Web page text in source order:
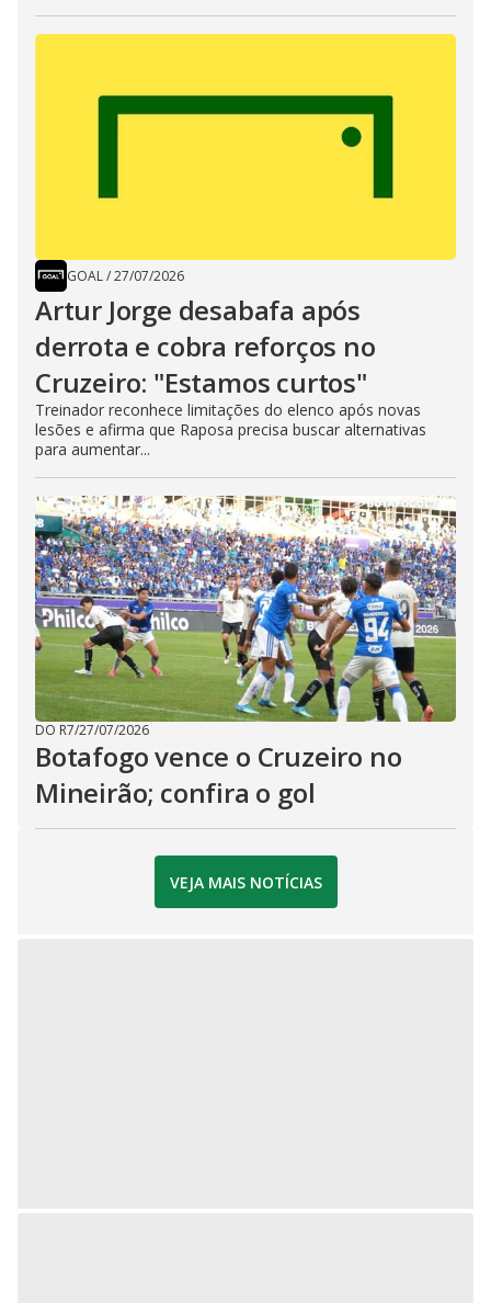
GOAL/27/07/2026
Artur Jorge desabafa após
derrota e cobra reforços no
Cruzeiro: "Estamos curtos"
Treinador reconhece limitações do elenco após novas
lesões e afirma que Raposa precisa buscar alternativas
para aumentar...
DO R7/27/07/2026
Botafogo vence o Cruzeiro no
Mineirão; confira o gol
VEJA MAIS NOTÍCIAS